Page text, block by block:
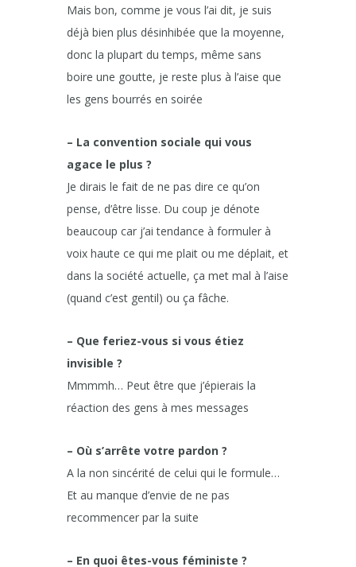
Mais bon, comme je vous l’ai dit, je suis
déjà bien plus désinhibée que la moyenne,
donc la plupart du temps, même sans
boire une goutte, je reste plus à l’aise que
les gens bourrés en soirée
– La convention sociale qui vous
agace le plus ?
Je dirais le fait de ne pas dire ce qu’on
pense, d’être lisse. Du coup je dénote
beaucoup car j’ai tendance à formuler à
voix haute ce qui me plait ou me déplait, et
dans la société actuelle, ça met mal à l’aise
(quand c’est gentil) ou ça fâche.
– Que feriez-vous si vous étiez
invisible ?
Mmmmh… Peut être que j’épierais la
réaction des gens à mes messages
– Où s’arrête votre pardon ?
A la non sincérité de celui qui le formule…
Et au manque d’envie de ne pas
recommencer par la suite
– En quoi êtes-vous féministe ?